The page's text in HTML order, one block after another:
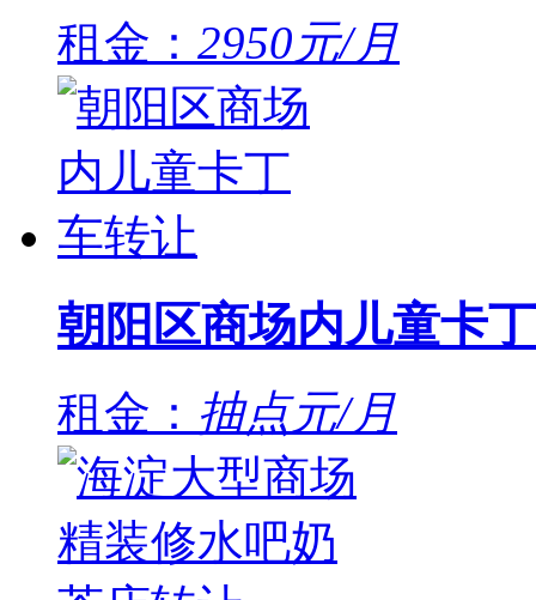
租金： 2950元/月
朝阳区商场内儿童卡
租金： 抽点元/月